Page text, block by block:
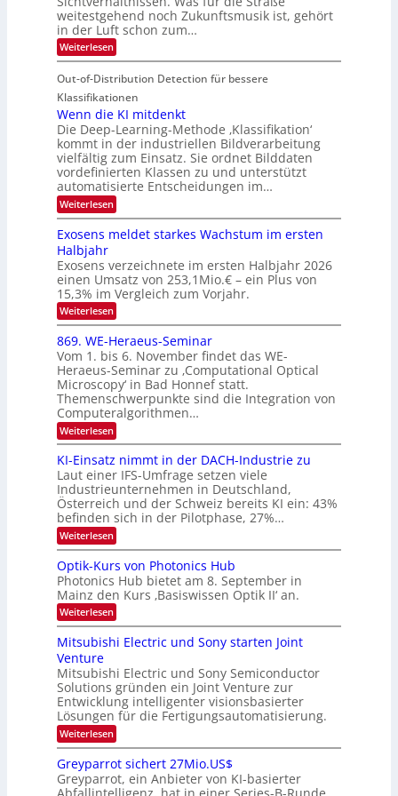
u
n
d
M
a
n
t
i
S
p
e
c
t
r
e
i
t
e
V
I
S
I
O
N
T
e
c
h
T
a
l
k
T
o
u
r
u
d
e
r
V
S
O
N
2
0
2
6
weitestgehend noch Zukunftsmusik ist, gehört
in der Luft schon zum…
Weiterlesen:
S
c
h
l
a
n
d
e
n
Out-of-Distribution Detection für bessere
Klassifikationen
Wenn die KI mitdenkt
Die Deep-Learning-Methode ‚Klassifikation‘
kommt in der industriellen Bildverarbeitung
vielfältig zum Einsatz. Sie ordnet Bilddaten
vordefinierten Klassen zu und unterstützt
automatisierte Entscheidungen im…
Weiterlesen:
W
n
d
i
e
K
I
m
i
t
d
e
n
k
t
Exosens meldet starkes Wachstum im ersten
Halbjahr
Exosens verzeichnete im ersten Halbjahr 2026
einen Umsatz von 253,1Mio.€ – ein Plus von
15,3% im Vergleich zum Vorjahr.
Weiterlesen:
E
x
o
s
e
n
s
m
e
l
d
e
t
s
t
a
r
k
e
W
a
c
h
s
u
i
m
e
r
s
t
e
n
H
a
869. WE-Heraeus-Seminar
Vom 1. bis 6. November findet das WE-
Heraeus-Seminar zu ‚Computational Optical
Microscopy‘ in Bad Honnef statt.
Themenschwerpunkte sind die Integration von
Computeralgorithmen…
Weiterlesen:
8
9
.
W
E
-
H
e
r
a
e
u
s
-
S
e
n
a
r
KI-Einsatz nimmt in der DACH-Industrie zu
Laut einer IFS-Umfrage setzen viele
Industrieunternehmen in Deutschland,
Österreich und der Schweiz bereits KI ein: 43%
befinden sich in der Pilotphase, 27%…
Weiterlesen:
K
-
E
i
n
s
t
n
m
m
t
i
n
d
e
r
Optik-Kurs von Photonics Hub
Photonics Hub bietet am 8. September in
Mainz den Kurs ‚Basiswissen Optik II‘ an.
Weiterlesen:
O
p
t
k
-
K
u
r
s
v
o
n
P
Mitsubishi Electric und Sony starten Joint
Venture
Mitsubishi Electric und Sony Semiconductor
Solutions gründen ein Joint Venture zur
Entwicklung intelligenter visionsbasierter
Lösungen für die Fertigungsautomatisierung.
Weiterlesen:
M
t
s
Greyparrot sichert 27Mio.US$
Greyparrot, ein Anbieter von KI-basierter
Abfallintelligenz, hat in einer Series-B-Runde